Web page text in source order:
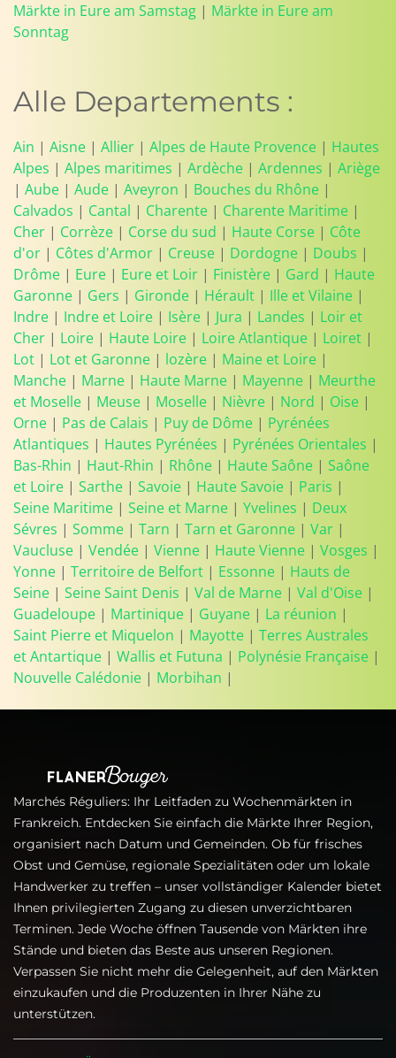
Märkte in Eure am Samstag | Märkte in Eure am
Sonntag
Alle Departements :
Ain | Aisne | Allier | Alpes de Haute Provence | Hautes
Alpes | Alpes maritimes | Ardèche | Ardennes | Ariège
| Aube | Aude | Aveyron | Bouches du Rhône |
Calvados | Cantal | Charente | Charente Maritime |
Cher | Corrèze | Corse du sud | Haute Corse | Côte
d'or | Côtes d'Armor | Creuse | Dordogne | Doubs |
Drôme | Eure | Eure et Loir | Finistère | Gard | Haute
Garonne | Gers | Gironde | Hérault | Ille et Vilaine |
Indre | Indre et Loire | Isère | Jura | Landes | Loir et
Cher | Loire | Haute Loire | Loire Atlantique | Loiret |
Lot | Lot et Garonne | lozère | Maine et Loire |
Manche | Marne | Haute Marne | Mayenne | Meurthe
et Moselle | Meuse | Moselle | Nièvre | Nord | Oise |
Orne | Pas de Calais | Puy de Dôme | Pyrénées
Atlantiques | Hautes Pyrénées | Pyrénées Orientales |
Bas-Rhin | Haut-Rhin | Rhône | Haute Saône | Saône
et Loire | Sarthe | Savoie | Haute Savoie | Paris |
Seine Maritime | Seine et Marne | Yvelines | Deux
Sévres | Somme | Tarn | Tarn et Garonne | Var |
Vaucluse | Vendée | Vienne | Haute Vienne | Vosges |
Yonne | Territoire de Belfort | Essonne | Hauts de
Seine | Seine Saint Denis | Val de Marne | Val d'Oise |
Guadeloupe | Martinique | Guyane | La réunion |
Saint Pierre et Miquelon | Mayotte | Terres Australes
et Antartique | Wallis et Futuna | Polynésie Française |
Nouvelle Calédonie | Morbihan |
Marchés Réguliers: Ihr Leitfaden zu Wochenmärkten in
Frankreich. Entdecken Sie einfach die Märkte Ihrer Region,
organisiert nach Datum und Gemeinden. Ob für frisches
Obst und Gemüse, regionale Spezialitäten oder um lokale
Handwerker zu treffen – unser vollständiger Kalender bietet
Ihnen privilegierten Zugang zu diesen unverzichtbaren
Terminen. Jede Woche öffnen Tausende von Märkten ihre
Stände und bieten das Beste aus unseren Regionen.
Verpassen Sie nicht mehr die Gelegenheit, auf den Märkten
einzukaufen und die Produzenten in Ihrer Nähe zu
unterstützen.